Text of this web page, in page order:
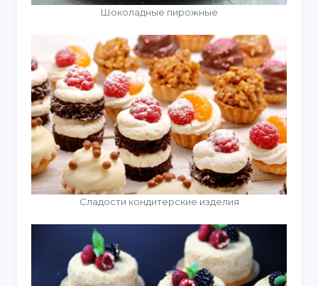
Шоколадные пирожные
Сладости кондитерские изделия